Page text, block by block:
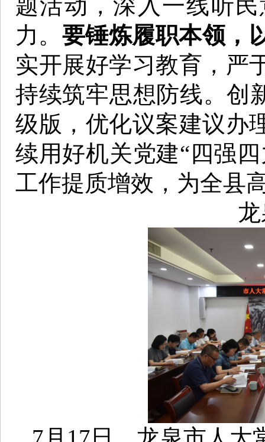
题活动，深入一线听
力。 要锤炼履职本领，
实开展好学习教育，严
持续筑牢思想防线。创
级版，优化议案建议办
续用好机关党建“四强
工作提质增效，为全县